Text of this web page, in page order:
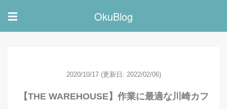
☰ OkuBlog
2020/10/17 (更新日: 2022/02/06)
【THE WAREHOUSE】作業に最適な川崎カフ